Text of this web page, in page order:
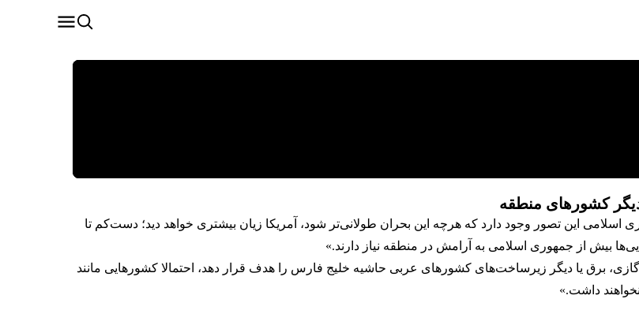
کشورهای منطقه
این تصور وجود دارد که هرچه این بحران طولانی‌تر شود، آمریکا زیان بیشتری خواهد دید؛ دست‌کم تا
بیش از جمهوری اسلامی به آرامش در منطقه نیاز دارند.»
برق یا دیگر زیرساخت‌های کشورهای عربی حاشیه خلیج فارس را هدف قرار دهد، احتمالا کشورهایی مانند
داشت.»